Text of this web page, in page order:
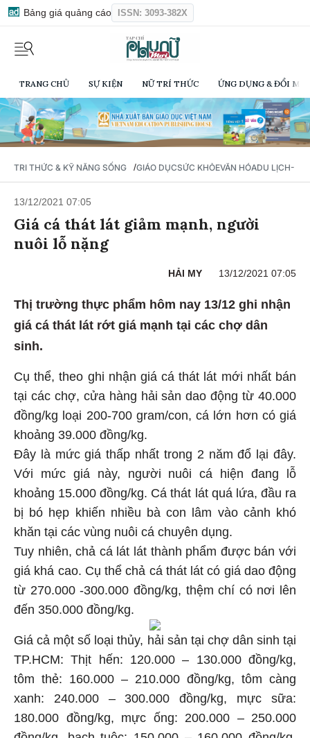
Bảng giá quảng cáo ISSN: 3093-382X
TRANG CHỦ SỰ KIỆN NỮ TRÍ THỨC ỨNG DỤNG & ĐỔI
TRI THỨC & KỸ NĂNG SỐNG /GIÁO DỤCSỨC KHỎEVĂN HÓADU LỊCH-
13/12/2021 07:05
Giá cá thát lát giảm mạnh, người
nuôi lỗ nặng
HẢI MY 13/12/2021 07:05
Thị trường thực phẩm hôm nay 13/12 ghi nhận
giá cá thát lát rớt giá mạnh tại các chợ dân
sinh.
Cụ thể, theo ghi nhận giá cá thát lát mới nhất bán
tại các chợ, cửa hàng hải sản dao động từ 40.000
đồng/kg loại 200-700 gram/con, cá lớn hơn có giá
khoảng 39.000 đồng/kg.
Đây là mức giá thấp nhất trong 2 năm đổ lại đây.
Với mức giá này, người nuôi cá hiện đang lỗ
khoảng 15.000 đồng/kg. Cá thát lát quá lứa, đầu ra
bị bó hẹp khiến nhiều bà con lâm vào cảnh khó
khăn tại các vùng nuôi cá chuyên dụng.
Tuy nhiên, chả cá lát lát thành phẩm được bán với
giá khá cao. Cụ thể chả cá thát lát có giá dao động
từ 270.000 -300.000 đồng/kg, thệm chí có nơi lên
đến 350.000 đồng/kg.
Giá cả một số loại thủy, hải sản tại chợ dân sinh tại
TP.HCM: Thịt hến: 120.000 – 130.000 đồng/kg,
tôm thẻ: 160.000 – 210.000 đồng/kg, tôm càng
xanh: 240.000 – 300.000 đồng/kg, mực sữa:
180.000 đồng/kg, mực ống: 200.000 – 250.000